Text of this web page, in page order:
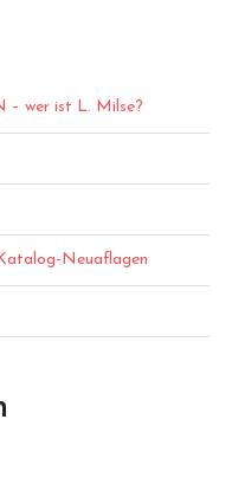
– wer ist L. Milse?
Neuaflagen